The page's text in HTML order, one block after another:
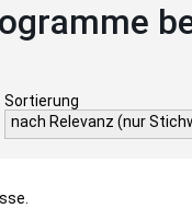
Sortierung
nach Relevanz (nur